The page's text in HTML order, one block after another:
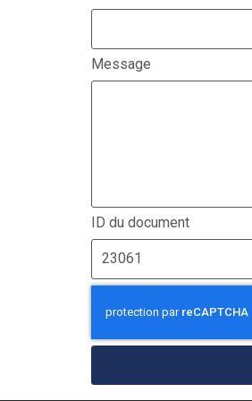
Message
ID du document